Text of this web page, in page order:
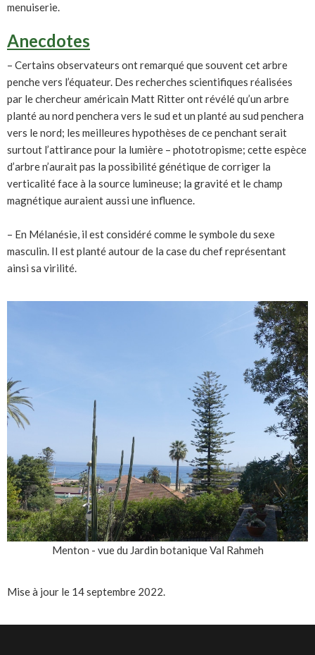
menuiserie.
Anecdotes
– Certains observateurs ont remarqué que souvent cet arbre
penche vers l’équateur. Des recherches scientifiques réalisées
par le chercheur américain Matt Ritter ont révélé qu’un arbre
planté au nord penchera vers le sud et un planté au sud penchera
vers le nord; les meilleures hypothèses de ce penchant serait
surtout l’attirance pour la lumière – phototropisme; cette espèce
d’arbre n’aurait pas la possibilité génétique de corriger la
verticalité face à la source lumineuse; la gravité et le champ
magnétique auraient aussi une influence.
– En Mélanésie, il est considéré comme le symbole du sexe
masculin. Il est planté autour de la case du chef représentant
ainsi sa virilité.
Menton - vue du Jardin botanique Val Rahmeh
Mise à jour le 14 septembre 2022.